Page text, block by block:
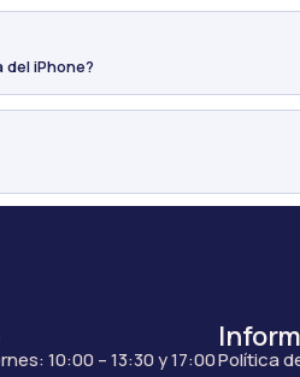
iPhone?
10:00 – 13:30 y 17:00Política